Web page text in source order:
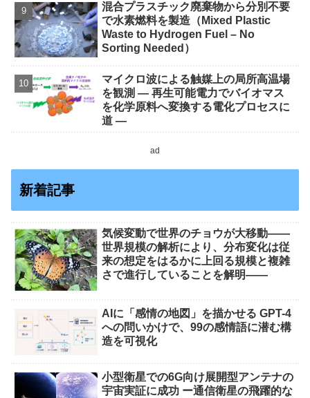
混合プラスチック廃棄物から分別不要
で水素燃料を製造（Mixed Plastic
Waste to Hydrogen Fuel – No
Sorting Needed）
マイクロ波による触媒上の局所高温場
を観測 ― 再生可能電力でバイオマス
を化学原料へ変換する電化プロセスに
道 ―
ad
新着記事
気候変動で世界のチョウが大移動――
世界規模の解析により、分布変化は従
来の想定をはるかに上回る規模と複雑
さで進行していることを解明――
AIに「感情の地図」を描かせる GPT-4
への問いかけで、99の感情語に潜む構
造を可視化
小型衛星での6G向け展開型アンテナの
宇宙実証に成功 ー通信衛星の飛躍的な